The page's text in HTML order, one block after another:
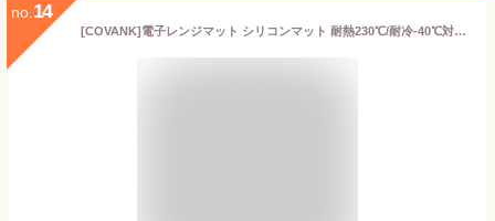
no. 14
[COVANK]電子レンジマット シリコンマット 耐熱230℃/耐冷-40℃対応 大判サイズ46.5×32.5cm エアフライヤー/コーヒーメーカー用耐火マット 滑り止め&防汚設計 キッチンカウンター調理台保護マット 水洗いOK/傷防止 調理家電対応マルチシート